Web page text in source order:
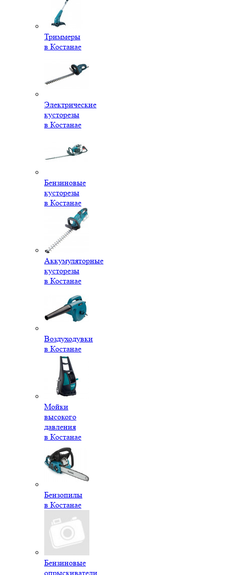
Триммеры
в Костанае
Электрические
кусторезы
в Костанае
Бензиновые
кусторезы
в Костанае
Аккумуляторные
кусторезы
в Костанае
Воздуходувки
в Костанае
Мойки
высокого
давления
в Костанае
Бензопилы
в Костанае
Бензиновые
опрыскиватели